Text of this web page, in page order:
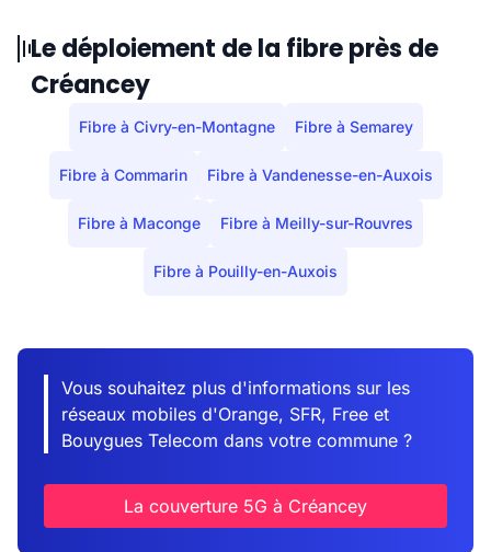
Le déploiement de la fibre près de
Créancey
Fibre à Civry-en-Montagne Fibre à Semarey
Fibre à Commarin Fibre à Vandenesse-en-Auxois
Fibre à Maconge Fibre à Meilly-sur-Rouvres
Fibre à Pouilly-en-Auxois
Vous souhaitez plus d'informations sur les
réseaux mobiles d'Orange, SFR, Free et
Bouygues Telecom dans votre commune ?
La couverture 5G à Créancey